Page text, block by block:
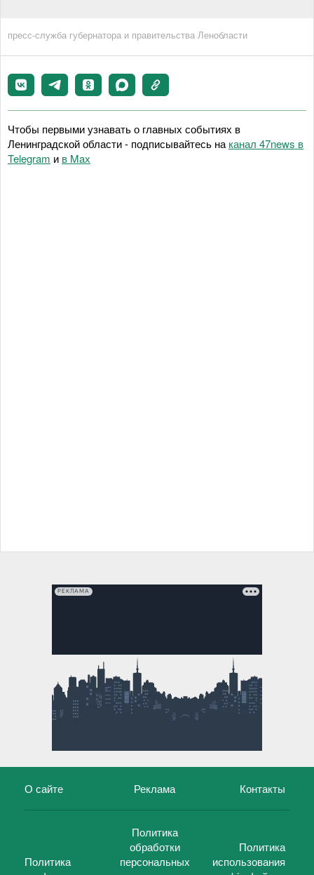
пресс-служба губернатора и правительства Ленобласти
Чтобы первыми узнавать о главных событиях в
Ленинградской области - подписывайтесь на канал 47news в
Telegram и в Maх
РЕКЛАМА
О сайте Реклама Контакты
Политика
Политика
обработки
персональных
Политика
использования